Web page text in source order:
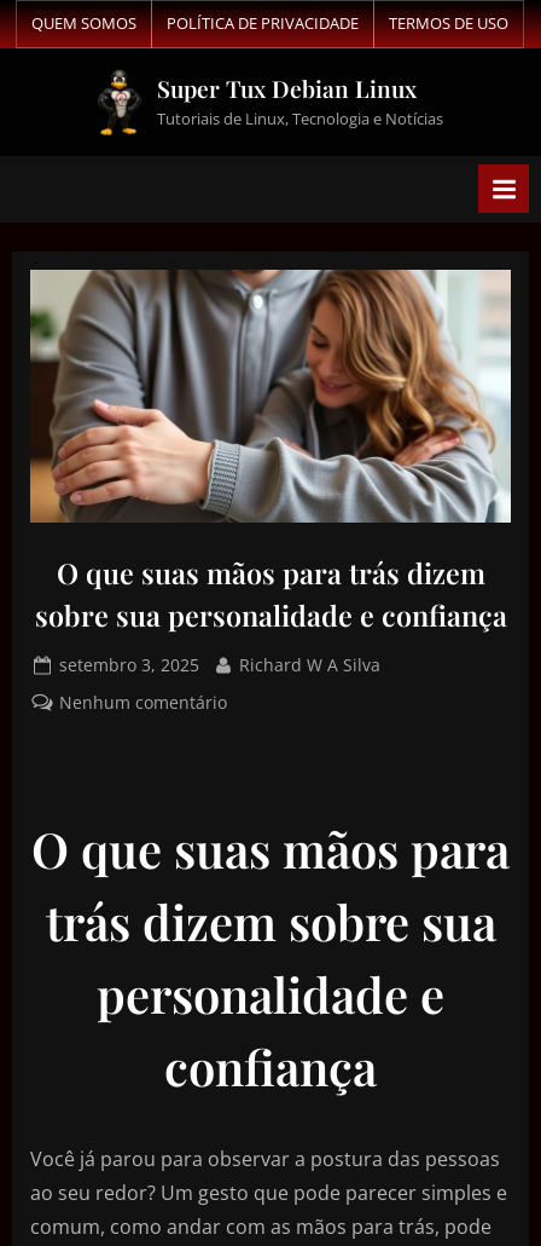
QUEM SOMOS POLÍTICA DE PRIVACIDADE TERMOS DE USO
Super Tux Debian Linux
Tutoriais de Linux, Tecnologia e Notícias
O que suas mãos para trás dizem
sobre sua personalidade e confiança
setembro 3, 2025
Richard W A Silva
Nenhum comentário
O que suas mãos para
trás dizem sobre sua
personalidade e
confiança
Você já parou para observar a postura das pessoas
ao seu redor? Um gesto que pode parecer simples e
comum, como andar com as mãos para trás, pode